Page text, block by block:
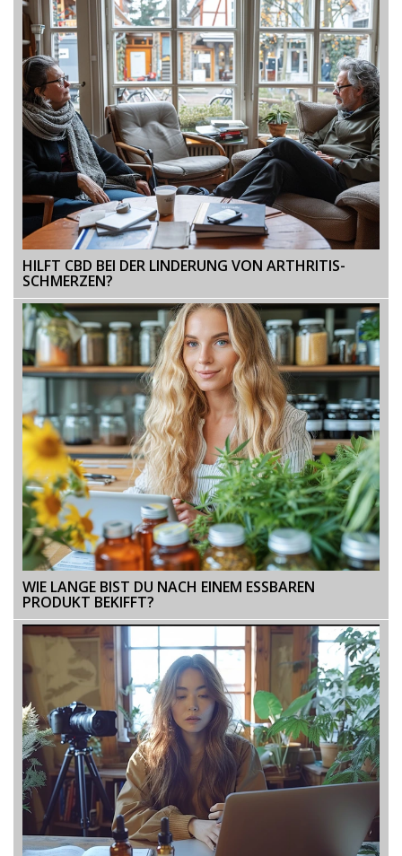
HILFT CBD BEI DER LINDERUNG VON ARTHRITIS-
SCHMERZEN?
WIE LANGE BIST DU NACH EINEM ESSBAREN
PRODUKT BEKIFFT?